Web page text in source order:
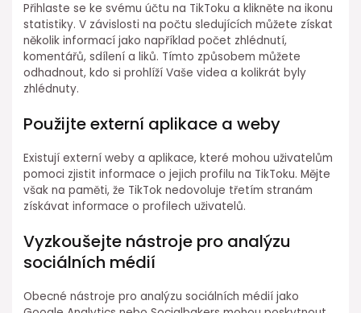
Přihlaste se ke svému účtu na TikToku a klikněte na ikonu
statistiky. V závislosti na počtu sledujících můžete získat
několik informací jako například počet zhlédnutí,
komentářů, sdílení a liků. Tímto způsobem můžete
odhadnout, kdo si prohlíží Vaše videa a kolikrát byly
zhlédnuty.
Použijte externí aplikace a weby
Existují externí weby a aplikace, které mohou uživatelům
pomoci zjistit informace o jejich profilu na TikToku. Mějte
však na paměti, že TikTok nedovoluje třetím stranám
získávat informace o profilech uživatelů.
Vyzkoušejte nástroje pro analýzu
sociálních médií
Obecné nástroje pro analýzu sociálních médií jako